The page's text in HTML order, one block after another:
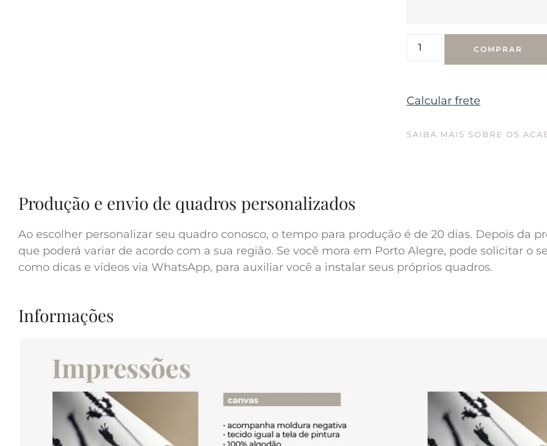
COMPRAR
Calcular frete
SAIBA MAIS SOBRE OS
Produção e envio de quadros personalizados
Ao escolher personalizar seu quadro conosco, o tempo para produção é de 20 dias. Depois da
que poderá variar de acordo com a sua região. Se você mora em Porto Alegre, pode solicitar o
como dicas e vídeos via WhatsApp, para auxiliar você a instalar seus próprios quadros.
Informações